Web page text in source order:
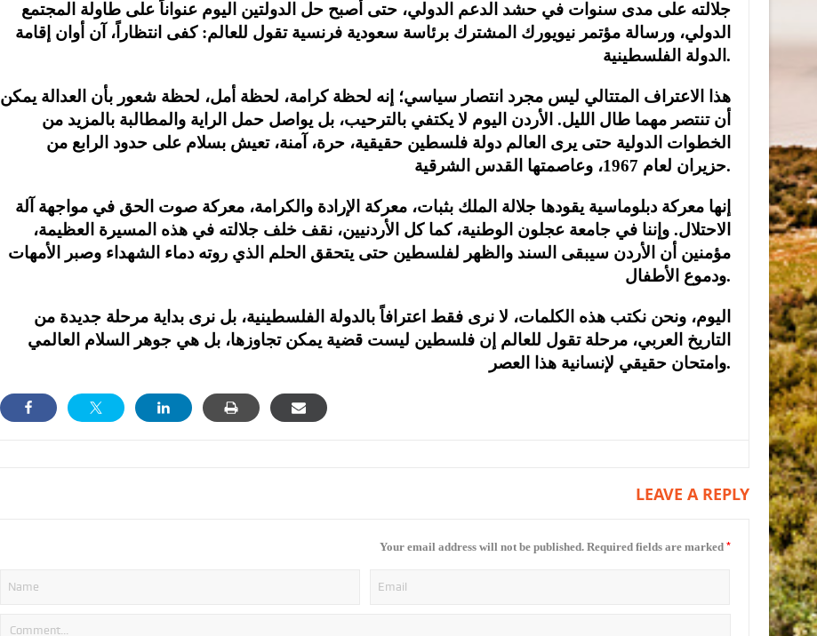
جلالته على مدى سنوات في حشد الدعم الدولي، حتى أصبح حل الدولتين اليوم عنواناً على طاولة المجتمع
الدولي، ورسالة مؤتمر نيويورك المشترك برئاسة سعودية فرنسية تقول للعالم: كفى انتظاراً، آن أوان إقامة
الدولة الفلسطينية.
هذا الاعتراف المتتالي ليس مجرد انتصار سياسي؛ إنه لحظة كرامة، لحظة أمل، لحظة شعور بأن العدالة يمكن
أن تنتصر مهما طال الليل. الأردن اليوم لا يكتفي بالترحيب، بل يواصل حمل الراية والمطالبة بالمزيد من
الخطوات الدولية حتى يرى العالم دولة فلسطين حقيقية، حرة، آمنة، تعيش بسلام على حدود الرابع من
حزيران لعام 1967، وعاصمتها القدس الشرقية.
إنها معركة دبلوماسية يقودها جلالة الملك بثبات، معركة الإرادة والكرامة، معركة صوت الحق في مواجهة آلة
الاحتلال. وإننا في جامعة عجلون الوطنية، كما كل الأردنيين، نقف خلف جلالته في هذه المسيرة العظيمة،
مؤمنين أن الأردن سيبقى السند والظهر لفلسطين حتى يتحقق الحلم الذي روته دماء الشهداء وصبر الأمهات
ودموع الأطفال.
اليوم، ونحن نكتب هذه الكلمات، لا نرى فقط اعترافاً بالدولة الفلسطينية، بل نرى بداية مرحلة جديدة من
التاريخ العربي، مرحلة تقول للعالم إن فلسطين ليست قضية يمكن تجاوزها، بل هي جوهر السلام العالمي
وامتحان حقيقي لإنسانية هذا العصر.
LEAVE A REPLY
Your email address will not be published. Required fields are marked *